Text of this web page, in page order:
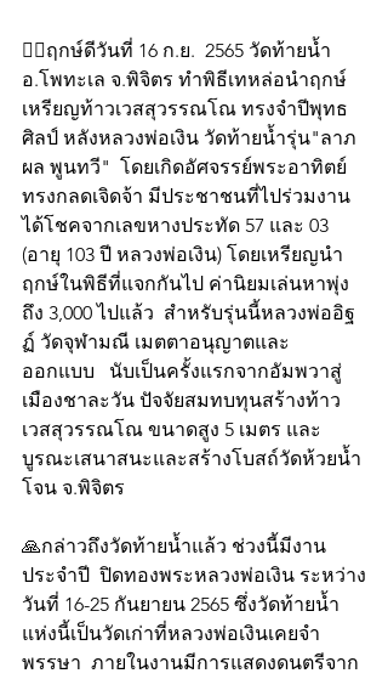
👍🏻ฤกษ์ดีวันที่ 16 ก.ย.  2565 วัดท้ายน้ำ
อ.โพทะเล จ.พิจิตร ทำพิธีเทหล่อนำฤกษ์
เหรียญ​ท้าวเวสสุวรรณ​โณ​ ทรง​จำปี​พุทธ​
ศิลป์ หลังหลวงพ่อ​เงิน​ วัด​ท้ายน้ำรุ่น"ลาภ
ผล พูนทวี"  โดยเกิดอัศจรรย์พระอาทิตย์
ทรงกลดเจิดจ้า มีประชาชนที่ไปร่วมงาน
ได้โชคจากเลขหางประทัด 57 และ 03
(อายุ 103 ปี หลวงพ่อเงิน) โดยเหรียญนำ
ฤกษ์ในพิธีที่แจกกันไป ค่านิยมเล่นหาพุ่ง
ถึง 3,000 ไปแล้ว  สำหรับรุ่นนี้หลวงพ่อ​อิฐ​
ฏ์ วัดจุฬามณี เมตตา​อนุญาตและ
ออกแบบ ​  นับเป็นครั้งแรกจากอัมพวาสู่
เมืองชาละวัน ปัจจัยสมทบทุนสร้างท้าว
เวสสุวรรณโณ ขนาดสูง 5 เมตร และ
บูรณะเสนาสนะและสร้างโบสถ์วัดห้วยน้ำ
โจน จ.พิจิตร
🙏กล่าวถึงวัดท้ายน้ำแล้ว ช่วงนี้มีงาน
ประจำปี  ปิดทองพระหลวงพ่อเงิน ระหว่าง
วันที่ 16-25 กันยายน 2565 ซึ่งวัดท้ายน้ำ
แห่งนี้เป็นวัดเก่าที่หลวงพ่อเงินเคยจำ
พรรษา  ภายในงานมีการแสดงดนตรีจาก